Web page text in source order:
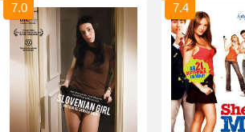
7.0 7.4